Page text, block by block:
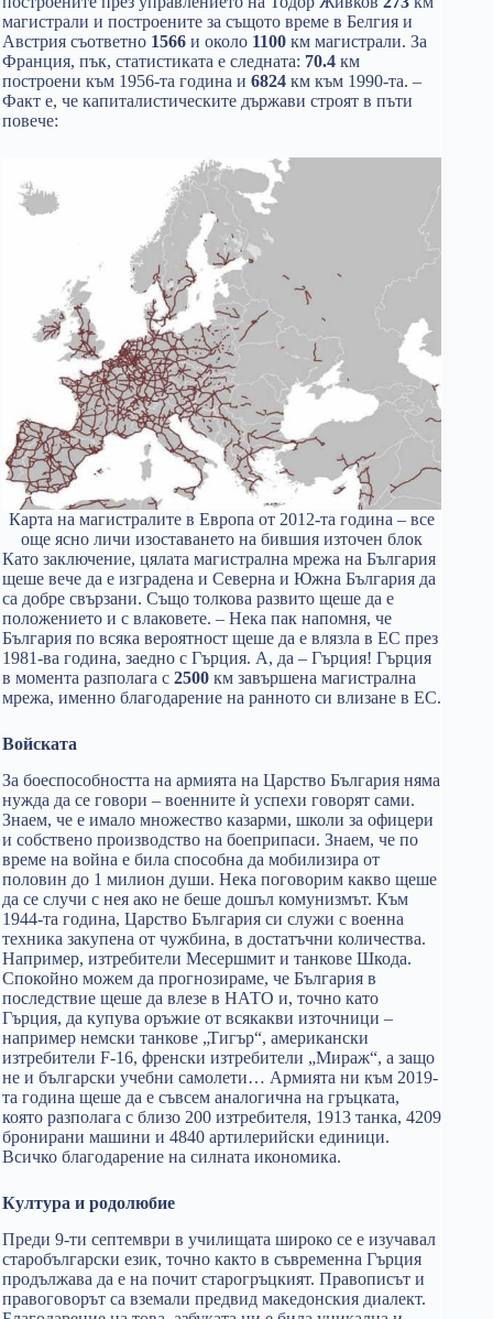
магистрали и построените за същото време в Белгия и
Австрия съответно 1566 и около 1100 км магистрали. За
Франция, пък, статистиката е следната: 70.4 км
построени към 1956-та година и 6824 км към 1990-та. –
Факт е, че капиталистическите държави строят в пъти
повече:
Карта на магистралите в Европа от 2012-та година – все
още ясно личи изоставането на бившия източен блок
Като заключение, цялата магистрална мрежа на България
щеше вече да е изградена и Северна и Южна България да
са добре свързани. Също толкова развито щеше да е
положението и с влаковете. – Нека пак напомня, че
България по всяка вероятност щеше да е влязла в ЕС през
1981-ва година, заедно с Гърция. А, да – Гърция! Гърция
в момента разполага с 2500 км завършена магистрална
мрежа, именно благодарение на ранното си влизане в ЕС.
Войската
За боеспособността на армията на Царство България няма
нужда да се говори – военните ѝ успехи говорят сами.
Знаем, че е имало множество казарми, школи за офицери
и собствено производство на боеприпаси. Знаем, че по
време на война е била способна да мобилизира от
половин до 1 милион души. Нека поговорим какво щеше
да се случи с нея ако не беше дошъл комунизмът. Към
1944-та година, Царство България си служи с военна
техника закупена от чужбина, в достатъчни количества.
Например, изтребители Месершмит и танкове Шкода.
Спокойно можем да прогнозираме, че България в
последствие щеше да влезе в НАТО и, точно като
Гърция, да купува оръжие от всякакви източници –
например немски танкове „Тигър“, американски
изтребители F-16, френски изтребители „Мираж“, а защо
не и български учебни самолети… Армията ни към 2019-
та година щеше да е съвсем аналогична на гръцката,
която разполага с близо 200 изтребителя, 1913 танка, 4209
бронирани машини и 4840 артилерийски единици.
Всичко благодарение на силната икономика.
Култура и родолюбие
Преди 9-ти септември в училищата широко се е изучавал
старобългарски език, точно както в съвременна Гърция
продължава да е на почит старогръцкият. Правописът и
правоговорът са вземали предвид македонския диалект.